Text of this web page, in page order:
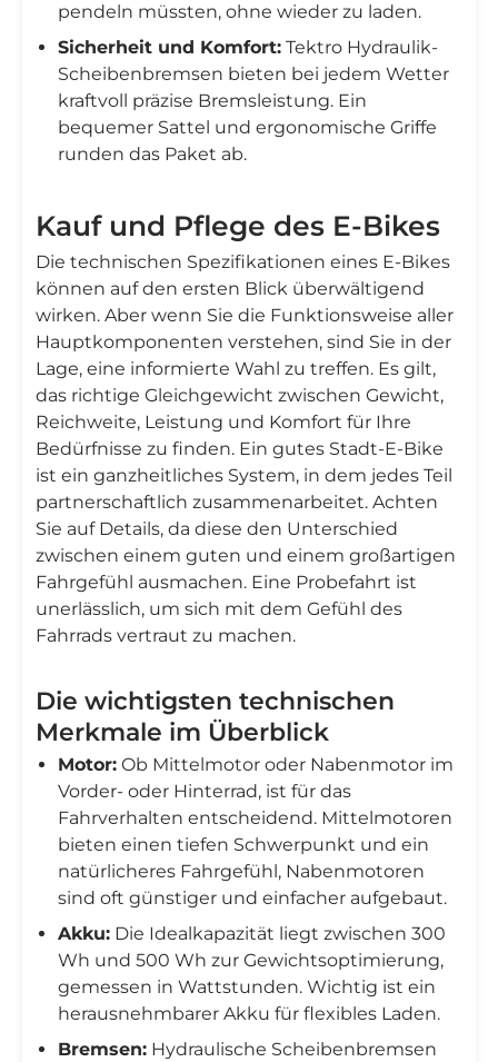
pendeln müssten, ohne wieder zu laden.
Sicherheit und Komfort: Tektro Hydraulik-
Scheibenbremsen bieten bei jedem Wetter
kraftvoll präzise Bremsleistung. Ein
bequemer Sattel und ergonomische Griffe
runden das Paket ab.
Kauf und Pflege des E-Bikes
Die technischen Spezifikationen eines E-Bikes
können auf den ersten Blick überwältigend
wirken. Aber wenn Sie die Funktionsweise aller
Hauptkomponenten verstehen, sind Sie in der
Lage, eine informierte Wahl zu treffen. Es gilt,
das richtige Gleichgewicht zwischen Gewicht,
Reichweite, Leistung und Komfort für Ihre
Bedürfnisse zu finden. Ein gutes Stadt-E-Bike
ist ein ganzheitliches System, in dem jedes Teil
partnerschaftlich zusammenarbeitet. Achten
Sie auf Details, da diese den Unterschied
zwischen einem guten und einem großartigen
Fahrgefühl ausmachen. Eine Probefahrt ist
unerlässlich, um sich mit dem Gefühl des
Fahrrads vertraut zu machen.
Die wichtigsten technischen
Merkmale im Überblick
Motor: Ob Mittelmotor oder Nabenmotor im
Vorder- oder Hinterrad, ist für das
Fahrverhalten entscheidend. Mittelmotoren
bieten einen tiefen Schwerpunkt und ein
natürlicheres Fahrgefühl, Nabenmotoren
sind oft günstiger und einfacher aufgebaut.
Akku: Die Idealkapazität liegt zwischen 300
Wh und 500 Wh zur Gewichtsoptimierung,
gemessen in Wattstunden. Wichtig ist ein
herausnehmbarer Akku für flexibles Laden.
Bremsen: Hydraulische Scheibenbremsen